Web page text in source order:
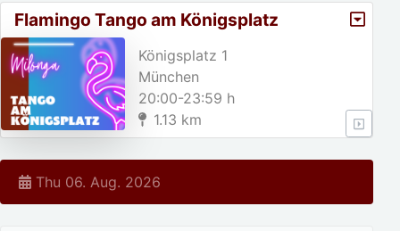
Flamingo Tango am Königsplatz
Königsplatz 1
München
20:00-23:59 h
1.13 km
Thu 06. Aug. 2026